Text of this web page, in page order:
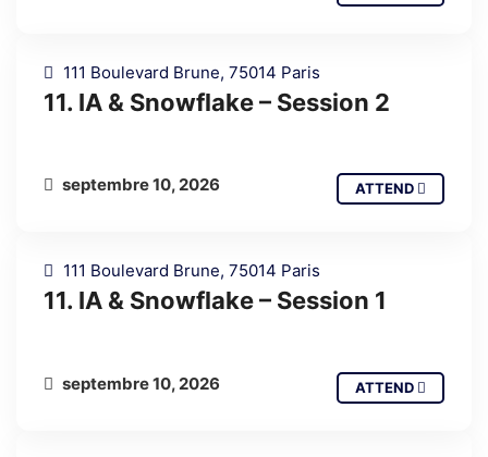
111 Boulevard Brune, 75014 Paris
11. IA & Snowflake – Session 2
septembre 10, 2026 ATTEND
111 Boulevard Brune, 75014 Paris
11. IA & Snowflake – Session 1
septembre 10, 2026 ATTEND